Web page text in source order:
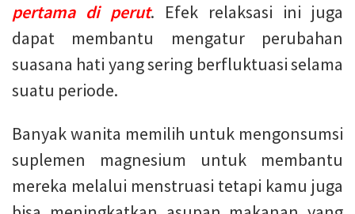
pertama di perut. Efek relaksasi ini juga
dapat membantu mengatur perubahan
suasana hati yang sering berfluktuasi selama
suatu periode.
Banyak wanita memilih untuk mengonsumsi
suplemen magnesium untuk membantu
mereka melalui menstruasi tetapi kamu juga